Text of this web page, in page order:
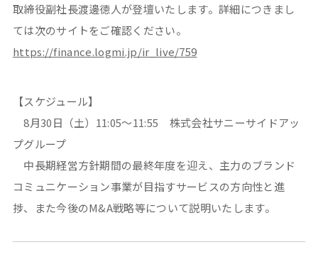
取締役副社長渡邊徳人が登壇いたします。詳細につきまし
ては次のサイトをご確認ください。
https://finance.logmi.jp/ir_live/759
【スケジュール】
8月30日（土）11:05～11:55 株式会社サニーサイドアッ
プグループ
中長期経営方針期間の最終年度を迎え、主力のブランド
コミュニケーション事業が目指すサービスの方向性と進
捗、また今後のM&A戦略等について説明いたします。